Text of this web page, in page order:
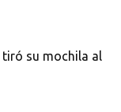
tiró su mochila al